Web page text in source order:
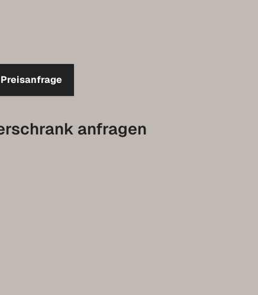
Preisanfrage
anfragen